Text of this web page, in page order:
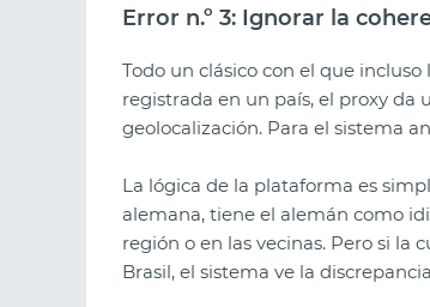
Error n.º 3: Ignorar la
Todo un clásico con el que
registrada en un país, el proxy da
geolocalización. Para el sistema
La lógica de la plataforma es
alemana, tiene el alemán como
región o en las vecinas. Pero si la
Brasil, el sistema ve la